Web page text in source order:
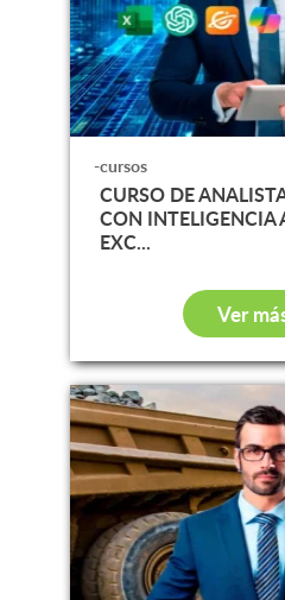
-cursos
CURSO DE
CON INTELIGENCIA
EXC...
Ver